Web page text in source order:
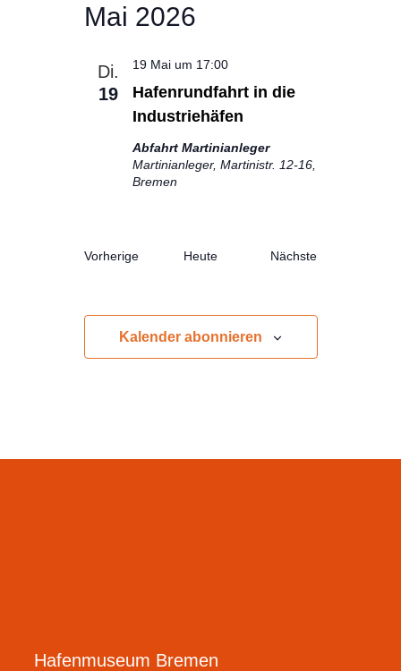
Mai 2026
Di.
19
Hafenrundfahrt in die
Industriehäfen
19 Mai um 17:00
Abfahrt Martinianleger
Martinianleger, Martinistr. 12-16,
Bremen
Vorherige
Heute Nächste
Kalender abonnieren
Hafenmuseum Bremen